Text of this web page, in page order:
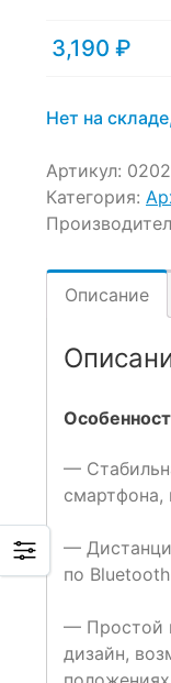
3,190 ₽
Нет на
Артикул:
Категория:
Описание
—
смартфона,
—
по
— Простой
дизайн,